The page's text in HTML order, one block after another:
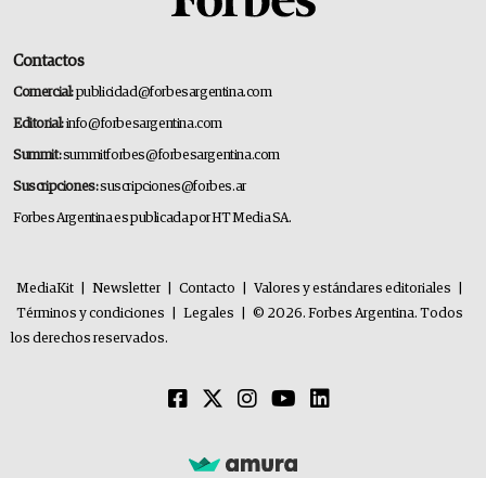
Contactos
Comercial:publicidad@forbesargentina.com
Editorial:info@forbesargentina.com
Summit:summitforbes@forbesargentina.com
Suscripciones:suscripciones@forbes.ar
Forbes Argentina es publicada por HT Media SA.
MediaKit Newsletter Contacto Valores y estándares editoriales
Términos y condiciones
Legales
© 2026. Forbes Argentina. Todos
los derechos reservados.